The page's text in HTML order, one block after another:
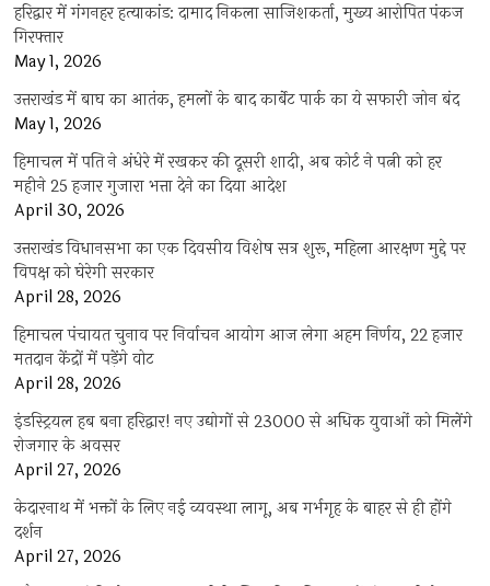
हरिद्वार में गंगनहर हत्याकांड: दामाद निकला साजिशकर्ता, मुख्य आरोपित पंकज
गिरफ्तार
May 1, 2026
उत्तराखंड में बाघ का आतंक, हमलों के बाद कार्बेट पार्क का ये सफारी जोन बंद
May 1, 2026
हिमाचल में पति ने अंधेरे में रखकर की दूसरी शादी, अब कोर्ट ने पत्नी को हर
महीने 25 हजार गुजारा भत्ता देने का दिया आदेश
April 30, 2026
उत्तराखंड विधानसभा का एक दिवसीय विशेष सत्र शुरू, महिला आरक्षण मुद्दे पर
विपक्ष को घेरेगी सरकार
April 28, 2026
हिमाचल पंचायत चुनाव पर निर्वाचन आयोग आज लेगा अहम निर्णय, 22 हजार
मतदान केंद्रों में पड़ेंगे वोट
April 28, 2026
इंडस्ट्रियल हब बना हरिद्वार! नए उद्योगों से 23000 से अधिक युवाओं को मिलेंगे
रोजगार के अवसर
April 27, 2026
केदारनाथ में भक्तों के लिए नई व्यवस्था लागू, अब गर्भगृह के बाहर से ही होंगे
दर्शन
April 27, 2026